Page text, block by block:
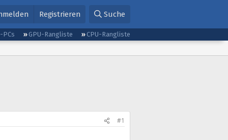
Registrieren Suche
PCs GPU-Rangliste
CPU-Rangliste
#1